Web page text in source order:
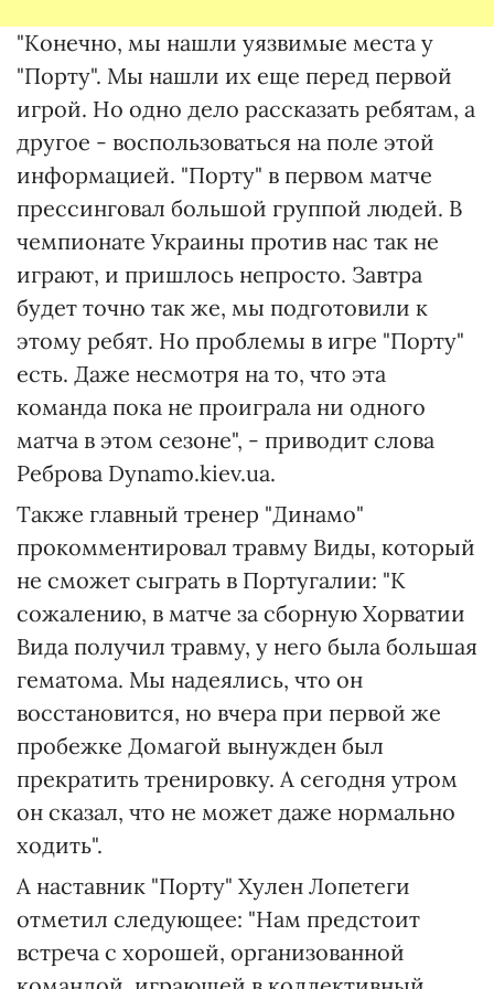
"Конечно, мы нашли уязвимые места у
"Порту". Мы нашли их еще перед первой
игрой. Но одно дело рассказать ребятам, а
другое - воспользоваться на поле этой
информацией. "Порту" в первом матче
прессинговал большой группой людей. В
чемпионате Украины против нас так не
играют, и пришлось непросто. Завтра
будет точно так же, мы подготовили к
этому ребят. Но проблемы в игре "Порту"
есть. Даже несмотря на то, что эта
команда пока не проиграла ни одного
матча в этом сезоне", - приводит слова
Реброва Dynamo.kiev.ua.
Также главный тренер "Динамо"
прокомментировал травму Виды, который
не сможет сыграть в Португалии: "К
сожалению, в матче за сборную Хорватии
Вида получил травму, у него была большая
гематома. Мы надеялись, что он
восстановится, но вчера при первой же
пробежке Домагой вынужден был
прекратить тренировку. А сегодня утром
он сказал, что не может даже нормально
ходить".
А наставник "Порту" Хулен Лопетеги
отметил следующее: "Нам предстоит
встреча с хорошей, организованной